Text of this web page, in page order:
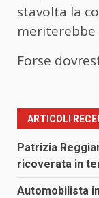
stavolta la
meriterebbe
Forse
ARTICOLI
Patrizia
ricoverata in
Automobilista